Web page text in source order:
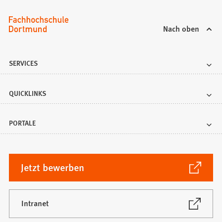
Nach oben
SERVICES
QUICKLINKS
PORTALE
Jetzt bewerben
(Öffnet
in
einem
neuen
Tab)
Intranet
(Öffnet